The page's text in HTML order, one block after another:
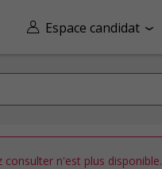
Espace candidat
n'est plus disponible.